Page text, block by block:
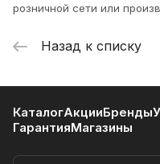
розничной сети или
Назад к списку
КаталогАкцииБренды
ГарантияМагазины